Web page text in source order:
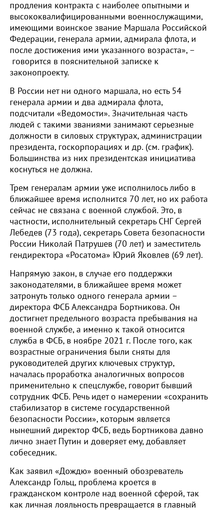
продления контракта с наиболее опытными и
высококвалифицированными военнослужащими,
имеющими воинское звание Маршала Российской
Федерации, генерала армии, адмирала флота, и
после достижения ими указанного возраста», –
говорится в пояснительной записке к
законопроекту.
В России нет ни одного маршала, но есть 54
генерала армии и два адмирала флота,
подсчитали «Ведомости». Значительная часть
людей с такими званиями занимают серьезные
должности в силовых структурах, администрации
президента, госкорпорациях и др. (см. график).
Большинства из них президентская инициатива
коснуться не должна.
Трем генералам армии уже исполнилось либо в
ближайшее время исполнится 70 лет, но их работа
сейчас не связана с военной службой. Это, в
частности, исполнительный секретарь СНГ Сергей
Лебедев (73 года), секретарь Совета безопасности
России Николай Патрушев (70 лет) и заместитель
гендиректора «Росатома» Юрий Яковлев (69 лет).
Напрямую закон, в случае его поддержки
законодателями, в ближайшее время может
затронуть только одного генерала армии –
директора ФСБ Александра Бортникова. Он
достигнет предельного возраста пребывания на
военной службе, а именно к такой относится
служба в ФСБ, в ноябре 2021 г. После того, как
возрастные ограничения были сняты для
руководителей других ключевых структур,
началась проработка аналогичных вопросов
применительно к спецслужбе, говорит бывший
сотрудник ФСБ. Речь идет о намерении «сохранить
стабилизатор в системе государственной
безопасности России», которым является
нынешний директор ФСБ, ведь Бортникова давно
лично знает Путин и доверяет ему, добавляет
собеседник.
Как заявил «Дождю» военный обозреватель
Александр Гольц, проблема кроется в
гражданском контроле над военной сферой, так
как личная лояльность превращается в главный